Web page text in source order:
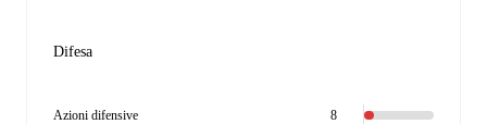
Difesa
Azioni difensive 8